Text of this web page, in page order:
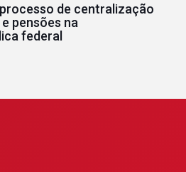
de centralização
pensões na
federal